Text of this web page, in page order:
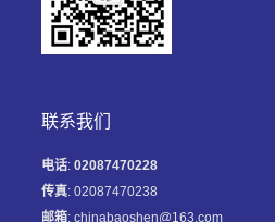
联系我们
电话: 02087470228
传真: 02087470238
邮箱: chinabaoshen@163.com